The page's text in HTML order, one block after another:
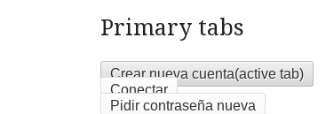
Primary tabs
Crear nueva cuenta(active tab)
Conectar
Pidir contraseña nueva